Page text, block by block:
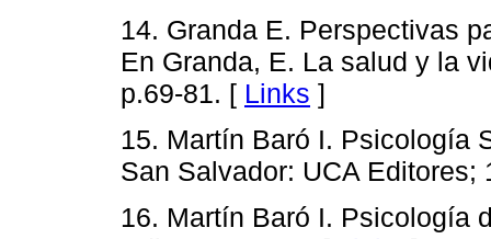
14. Granda E. Perspectivas
En Granda, E. La salud y la
p.69-81. [ Links ]
15. Martín Baró I. Psicología
San Salvador: UCA Editores;
16. Martín Baró I. Psicología